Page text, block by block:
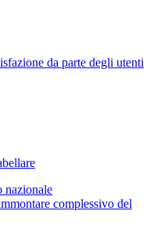
da parte degli utenti
nazionale
complessivo del